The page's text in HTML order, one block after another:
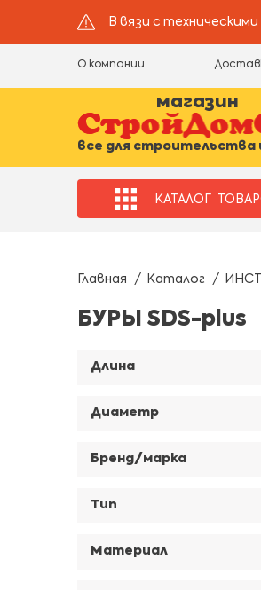
В вязи с
О компании
магазин
все для строительства
КАТАЛОГ
Главная Каталог
БУРЫ SDS-plus
Длина
Диаметр
Бренд/марка
Тип
Материал